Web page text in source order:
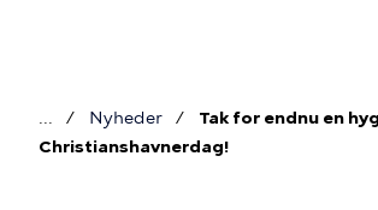
Brødkrumme
Nyheder
Tak for endnu en
Christianshavnerdag!